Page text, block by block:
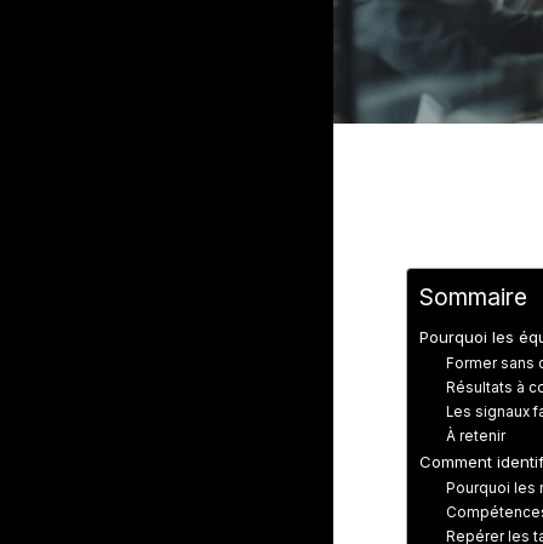
Sommaire
Pourquoi les
Former sans
Résultats à
Les signaux
À retenir
Comment
Pourquoi les
Repérer les